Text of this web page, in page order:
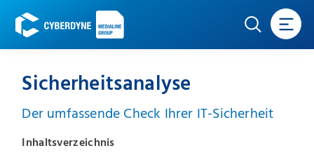
Sicherheitsanalyse
Der umfassende Check Ihrer IT-Sicherheit
Inhaltsverzeichnis